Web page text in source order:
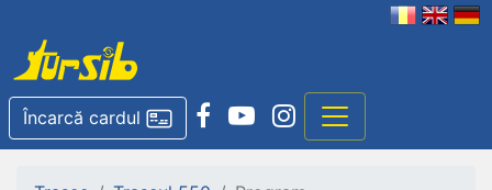
Încarcă cardul